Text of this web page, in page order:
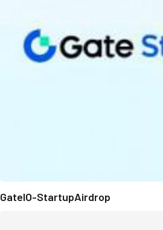
GateIO-StartupAirdrop